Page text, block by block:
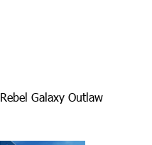
Rebel Galaxy Outlaw